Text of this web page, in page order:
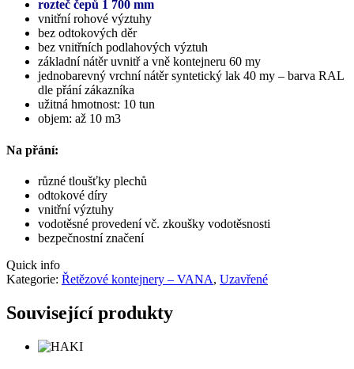
rozteč čepů 1 700 mm
vnitřní rohové výztuhy
bez odtokových děr
bez vnitřních podlahových výztuh
základní nátěr uvnitř a vně kontejneru 60 my
jednobarevný vrchní nátěr syntetický lak 40 my – barva RAL
dle přání zákazníka
užitná hmotnost: 10 tun
objem: až 10 m3
Na přání:
různé tloušťky plechů
odtokové díry
vnitřní výztuhy
vodotěsné provedení vč. zkoušky vodotěsnosti
bezpečnostní značení
Quick info
Kategorie: Řetězové kontejnery – VANA, Uzavřené
Související produkty